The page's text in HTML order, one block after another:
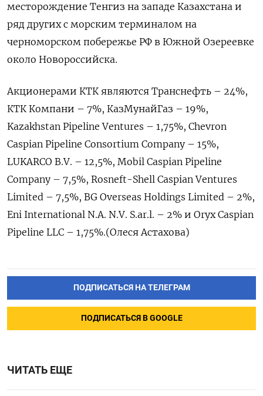
месторождение Тенгиз на западе Казахстана и
ряд других с морским терминалом на
черноморском побережье РФ в Южной Озереевке
около Новороссийска.
Акционерами КТК являются Транснефть – 24%,
КТК Компани – 7%, КазМунайГаз – 19%,
Kazakhstan Pipeline Ventures – 1,75%, Chevron
Caspian Pipeline Consortium Company – 15%,
LUKARCO B.V. – 12,5%, Mobil Caspian Pipeline
Company – 7,5%, Rosneft-Shell Caspian Ventures
Limited – 7,5%, BG Overseas Holdings Limited – 2%,
Eni International N.A. N.V. S.ar.l. – 2% и Oryx Caspian
Pipeline LLC – 1,75%.​ (Олеся Астахова)
ПОДПИСАТЬСЯ НА ТЕЛЕГРАМ
ПОДПИСАТЬСЯ В GOOGLE
ЧИТАТЬ ЕЩЕ